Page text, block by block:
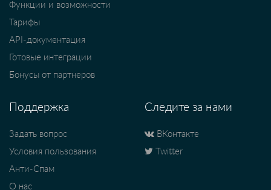
Функции и возможности
Тарифы
API-документация
Готовые интеграции
Бонусы от партнеров
Поддержка
Задать вопрос
Условия пользования
Анти-Спам
О нас
Следите за нами
ВКонтакте
Twitter